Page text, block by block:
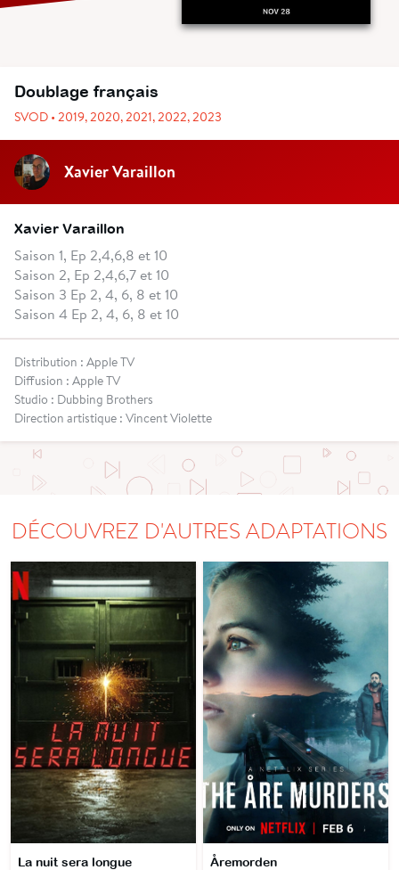
Doublage français
SVOD • 2019, 2020, 2021, 2022, 2023
Xavier Varaillon
Xavier Varaillon
Saison 1, Ep 2,4,6,8 et 10
Saison 2, Ep 2,4,6,7 et 10
Saison 3 Ep 2, 4, 6, 8 et 10
Saison 4 Ep 2, 4, 6, 8 et 10
Distribution : Apple TV
Diffusion : Apple TV
Studio : Dubbing Brothers
Direction artistique : Vincent Violette
DÉCOUVREZ D'AUTRES ADAPTATIONS
La nuit sera longue Åremorden